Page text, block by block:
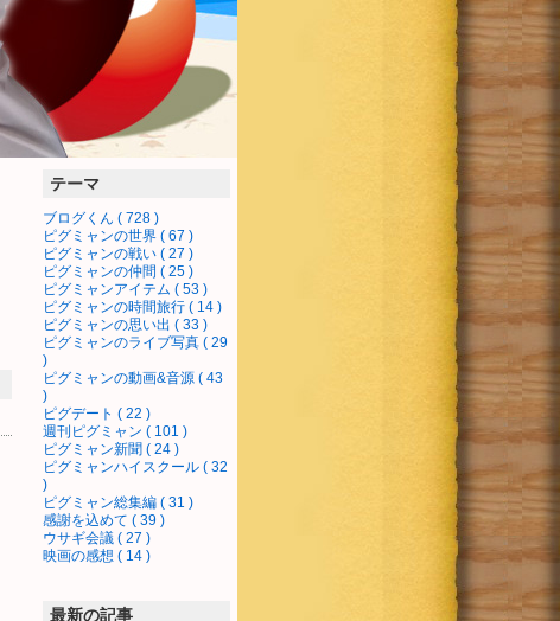
テーマ
ブログくん ( 728 )
ピグミャンの世界 ( 67 )
ピグミャンの戦い ( 27 )
ピグミャンの仲間 ( 25 )
ピグミャンアイテム ( 53 )
ピグミャンの時間旅行 ( 14 )
ピグミャンの思い出 ( 33 )
ピグミャンのライブ写真 ( 29
)
ピグミャンの動画&音源 ( 43
)
ピグデート ( 22 )
週刊ピグミャン ( 101 )
ピグミャン新聞 ( 24 )
ピグミャンハイスクール ( 32
)
ピグミャン総集編 ( 31 )
感謝を込めて ( 39 )
ウサギ会議 ( 27 )
映画の感想 ( 14 )
最新の記事